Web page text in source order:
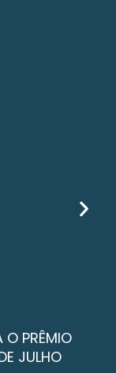
O PRÊMIO
JULHO